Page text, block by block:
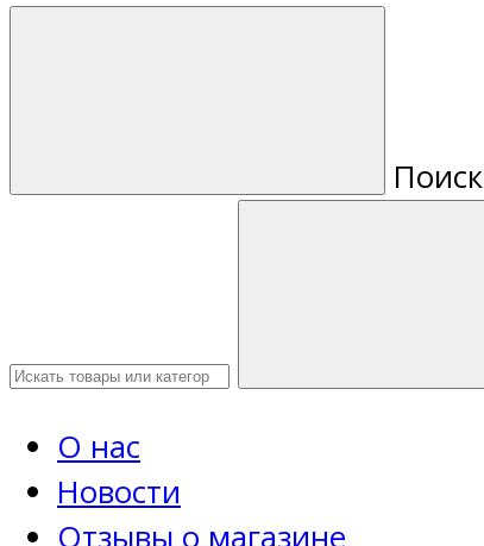
Поиск
О нас
Новости
Отзывы о магазине